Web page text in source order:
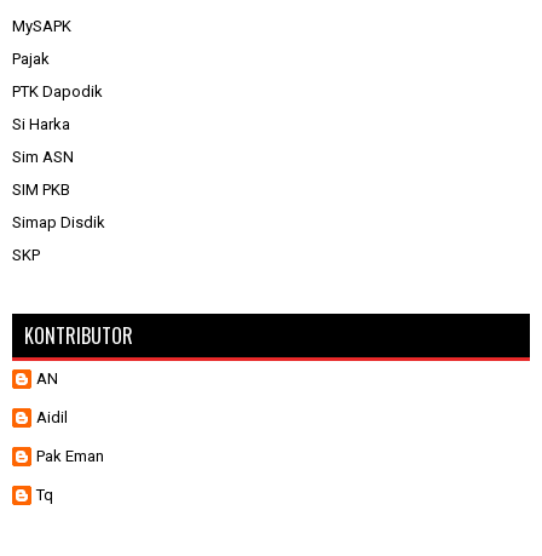
MySAPK
Pajak
PTK Dapodik
Si Harka
Sim ASN
SIM PKB
Simap Disdik
SKP
KONTRIBUTOR
AN
Aidil
Pak Eman
Tq